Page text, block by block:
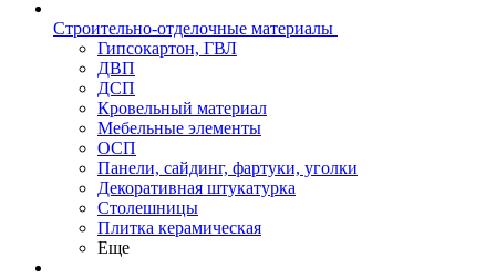
Строительно-отделочные материалы
Гипсокартон, ГВЛ
ДВП
ДСП
Кровельный материал
Мебельные элементы
ОСП
Панели, сайдинг, фартуки, уголки
Декоративная штукатурка
Столешницы
Плитка керамическая
Еще